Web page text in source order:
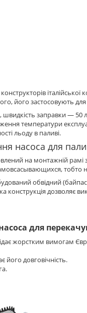
його застосовують для
заправки — 50
температури
льоду в паливі.
насоса для
на монтажній
тобто
обвідний
конструкція дозволяє
для
жорстким вимогам
його довговічність.